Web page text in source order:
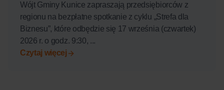
Wójt Gminy Kunice zapraszają przedsiębiorców z
regionu na bezpłatne spotkanie z cyklu „Strefa dla
Biznesu”, które odbędzie się 17 września (czwartek)
2026 r. o godz. 9:30, ...
Czytaj więcej